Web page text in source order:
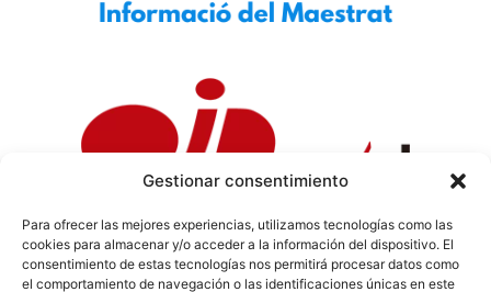
Gestionar consentimiento
Para ofrecer las mejores experiencias, utilizamos tecnologías como las
cookies para almacenar y/o acceder a la información del dispositivo. El
consentimiento de estas tecnologías nos permitirá procesar datos como
el comportamiento de navegación o las identificaciones únicas en este
Política de Privacidad| Política de Cookies|Aviso
Legal|Codi ètic|Tarifes de Publicitat